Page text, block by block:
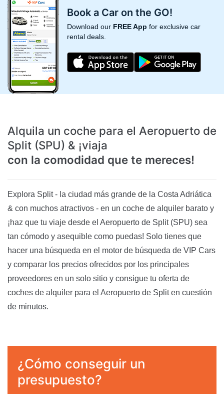
Book a Car on the GO!
Download our FREE App for exclusive car
rental deals.
Alquila un coche para el Aeropuerto de
Split (SPU) & ¡viaja
con la comodidad que te mereces!
Explora Split - la ciudad más grande de la Costa Adriática
& con muchos atractivos - en un coche de alquiler barato y
¡haz que tu viaje desde el Aeropuerto de Split (SPU) sea
tan cómodo y asequible como puedas! Solo tienes que
hacer una búsqueda en el motor de búsqueda de VIP Cars
y comparar los precios ofrecidos por los principales
proveedores en un solo sitio y consigue tu oferta de
coches de alquiler para el Aeropuerto de Split en cuestión
de minutos.
¿Cómo conseguir un
presupuesto?